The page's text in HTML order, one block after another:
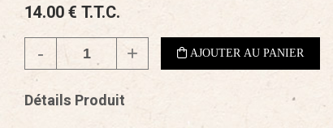
14.00€ T.T.C.
Détails Produit